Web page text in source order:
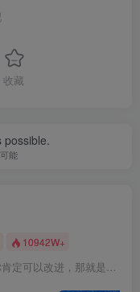
收藏
possible.
能
10942W+
这个宇宙中只有一个角落你肯定可以改进，那就是你自己